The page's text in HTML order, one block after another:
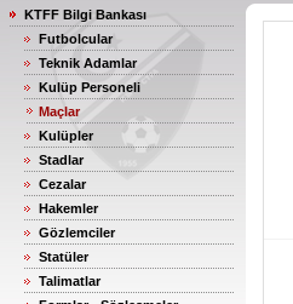
KTFF Bilgi Bankası
Futbolcular
Teknik Adamlar
Kulüp Personeli
Maçlar
Kulüpler
Stadlar
Cezalar
Hakemler
Gözlemciler
Statüler
Talimatlar